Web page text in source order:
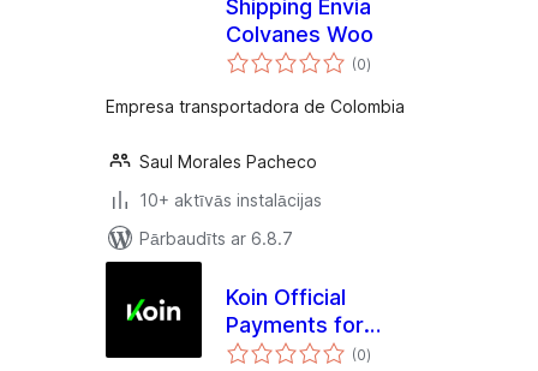
Shipping Envia
Colvanes Woo
(0vērtējumu
kopsumma
)
Empresa transportadora de Colombia
Saul Morales Pacheco
10+ aktīvās instalācijas
Pārbaudīts ar 6.8.7
Koin Official
Payments for
WooCommerce
(0vērtējumu
kopsumma
)